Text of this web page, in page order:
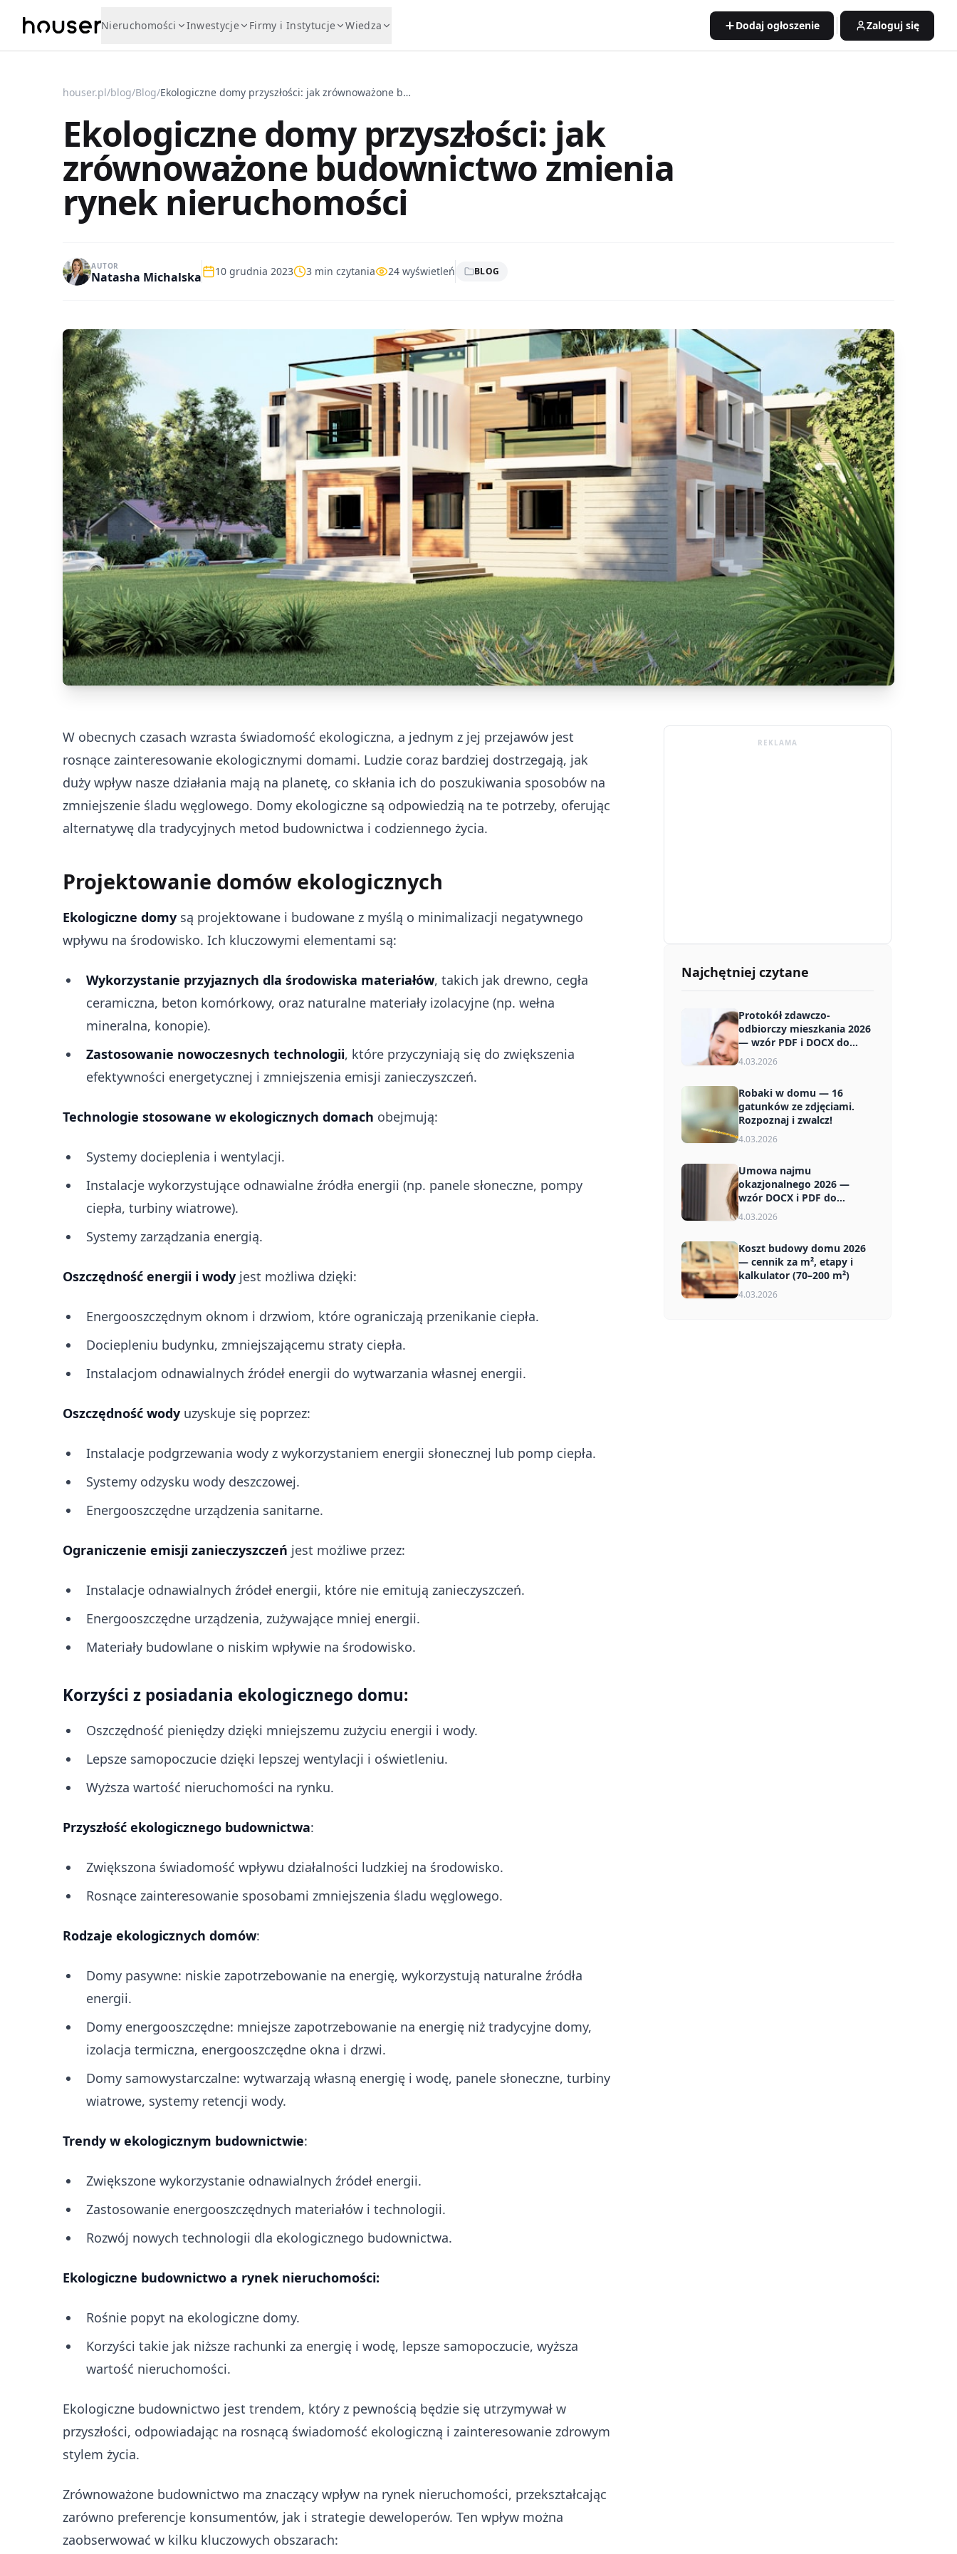
Nieruchomości Inwestycje Firmy i Instytucje Wiedza Dodaj ogłoszenie Zaloguj się
houser.pl/blog/Blog/ Ekologiczne domy przyszłości: jak zrównoważone budownictwo zmienia rynek nieruchomości
Ekologiczne domy przyszłości: jak
zrównoważone budownictwo zmienia
rynek nieruchomości
AUTOR
Natasha Michalska 10 grudnia 2023 3 min czytania 24 wyświetleń BLOG
W obecnych czasach wzrasta świadomość ekologiczna, a jednym z jej przejawów jest
rosnące zainteresowanie ekologicznymi domami. Ludzie coraz bardziej dostrzegają, jak
duży wpływ nasze działania mają na planetę, co skłania ich do poszukiwania sposobów na
zmniejszenie śladu węglowego. Domy ekologiczne są odpowiedzią na te potrzeby, oferując
alternatywę dla tradycyjnych metod budownictwa i codziennego życia.
Projektowanie domów ekologicznych
Ekologiczne domy są projektowane i budowane z myślą o minimalizacji negatywnego
wpływu na środowisko. Ich kluczowymi elementami są:
Wykorzystanie przyjaznych dla środowiska materiałów, takich jak drewno, cegła
ceramiczna, beton komórkowy, oraz naturalne materiały izolacyjne (np. wełna
mineralna, konopie).
Zastosowanie nowoczesnych technologii, które przyczyniają się do zwiększenia
efektywności energetycznej i zmniejszenia emisji zanieczyszczeń.
Technologie stosowane w ekologicznych domach obejmują:
Systemy docieplenia i wentylacji.
Instalacje wykorzystujące odnawialne źródła energii (np. panele słoneczne, pompy
ciepła, turbiny wiatrowe).
Systemy zarządzania energią.
Oszczędność energii i wody jest możliwa dzięki:
Energooszczędnym oknom i drzwiom, które ograniczają przenikanie ciepła.
Dociepleniu budynku, zmniejszającemu straty ciepła.
Instalacjom odnawialnych źródeł energii do wytwarzania własnej energii.
Oszczędność wody uzyskuje się poprzez:
Instalacje podgrzewania wody z wykorzystaniem energii słonecznej lub pomp ciepła.
Systemy odzysku wody deszczowej.
Energooszczędne urządzenia sanitarne.
Ograniczenie emisji zanieczyszczeń jest możliwe przez:
Instalacje odnawialnych źródeł energii, które nie emitują zanieczyszczeń.
Energooszczędne urządzenia, zużywające mniej energii.
Materiały budowlane o niskim wpływie na środowisko.
Korzyści z posiadania ekologicznego domu:
Oszczędność pieniędzy dzięki mniejszemu zużyciu energii i wody.
Lepsze samopoczucie dzięki lepszej wentylacji i oświetleniu.
Wyższa wartość nieruchomości na rynku.
Przyszłość ekologicznego budownictwa:
Zwiększona świadomość wpływu działalności ludzkiej na środowisko.
Rosnące zainteresowanie sposobami zmniejszenia śladu węglowego.
Rodzaje ekologicznych domów:
Domy pasywne: niskie zapotrzebowanie na energię, wykorzystują naturalne źródła
energii.
Domy energooszczędne: mniejsze zapotrzebowanie na energię niż tradycyjne domy,
izolacja termiczna, energooszczędne okna i drzwi.
Domy samowystarczalne: wytwarzają własną energię i wodę, panele słoneczne, turbiny
wiatrowe, systemy retencji wody.
Trendy w ekologicznym budownictwie:
Zwiększone wykorzystanie odnawialnych źródeł energii.
Zastosowanie energooszczędnych materiałów i technologii.
Rozwój nowych technologii dla ekologicznego budownictwa.
Ekologiczne budownictwo a rynek nieruchomości:
Rośnie popyt na ekologiczne domy.
Korzyści takie jak niższe rachunki za energię i wodę, lepsze samopoczucie, wyższa
wartość nieruchomości.
Ekologiczne budownictwo jest trendem, który z pewnością będzie się utrzymywał w
przyszłości, odpowiadając na rosnącą świadomość ekologiczną i zainteresowanie zdrowym
stylem życia.
Zrównoważone budownictwo ma znaczący wpływ na rynek nieruchomości, przekształcając
zarówno preferencje konsumentów, jak i strategie deweloperów. Ten wpływ można
zaobserwować w kilku kluczowych obszarach:
REKLAMA
Najchętniej czytane
Protokół zdawczo-
odbiorczy mieszkania 2026
— wzór PDF i DOCX do
pobrania
4.03.2026
Robaki w domu — 16
gatunków ze zdjęciami.
Rozpoznaj i zwalcz!
4.03.2026
Umowa najmu
okazjonalnego 2026 —
wzór DOCX i PDF do
pobrania za darmo
4.03.2026
Koszt budowy domu 2026
— cennik za m², etapy i
kalkulator (70–200 m²)
4.03.2026